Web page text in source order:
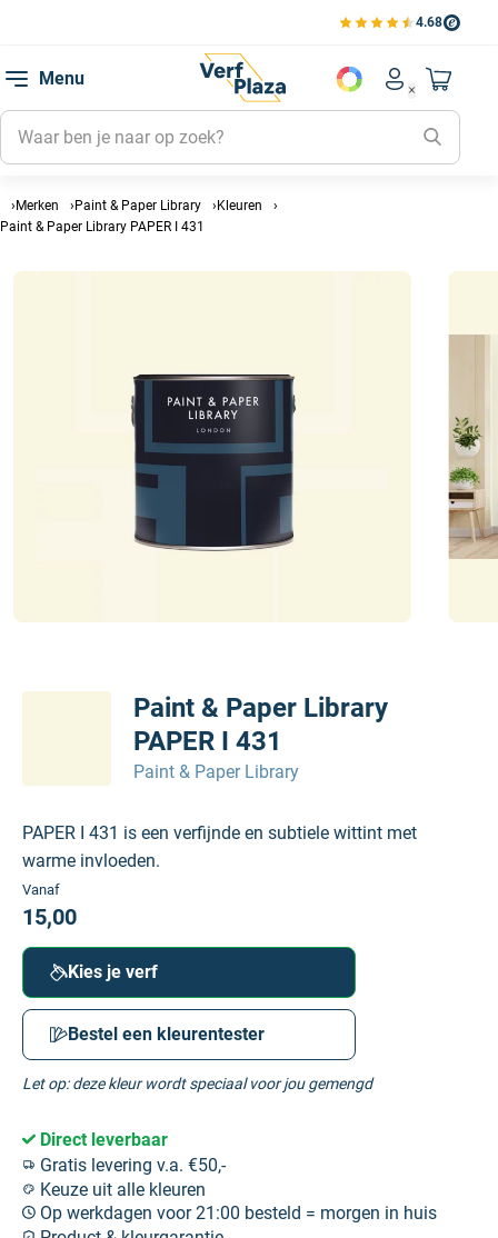
4.68
Bekijk de verfplaza
Menu
Account
Mijn
Mijn
Mijn
Naar
Merken Paint & Paper Library
Kleuren
Paint & Paper Library PAPER I 431
Paint & Paper Library
PAPER I 431
Paint & Paper Library
PAPER I 431 is een verfijnde en subtiele wittint met
warme invloeden.
Vanaf
15,00
Kies je verf
Bestel een kleurentester
Let op: deze kleur wordt speciaal voor jou gemengd
Direct leverbaar
Gratis levering v.a. €50,-
Keuze uit alle kleuren
Op werkdagen voor 21:00 besteld = morgen in huis